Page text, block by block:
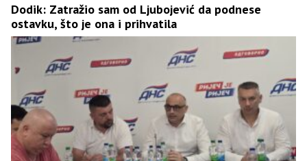
Dodik: Zatražio sam od Ljubojević da podnese
ostavku, što je ona i prihvatila